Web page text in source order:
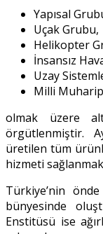
Yapısal
Uçak Grubu,
Helikopter
İnsansız
Uzay
Milli
olmak üzere
örgütlenmiştir.
üretilen tüm
hizmeti
Türkiye’nin
bünyesinde
Enstitüsü ise